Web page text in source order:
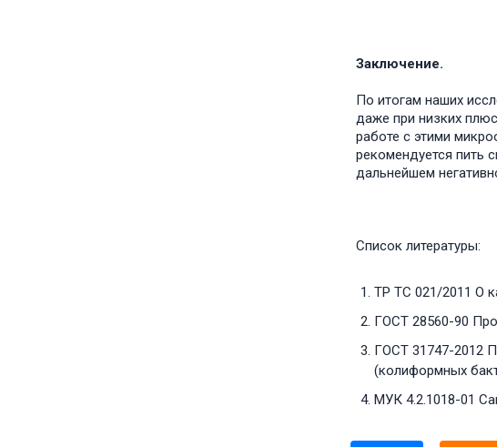
Заключение.
По итогам наших
даже при низких
работе с этими
рекомендуется пить
дальнейшем
Список литературы:
ТР ТС 021/2011 О
ГОСТ 28560-90
ГОСТ 31747-2012
(колиформных
МУК 4.2.1018-01